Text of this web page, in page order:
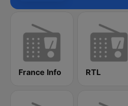
France Info RTL